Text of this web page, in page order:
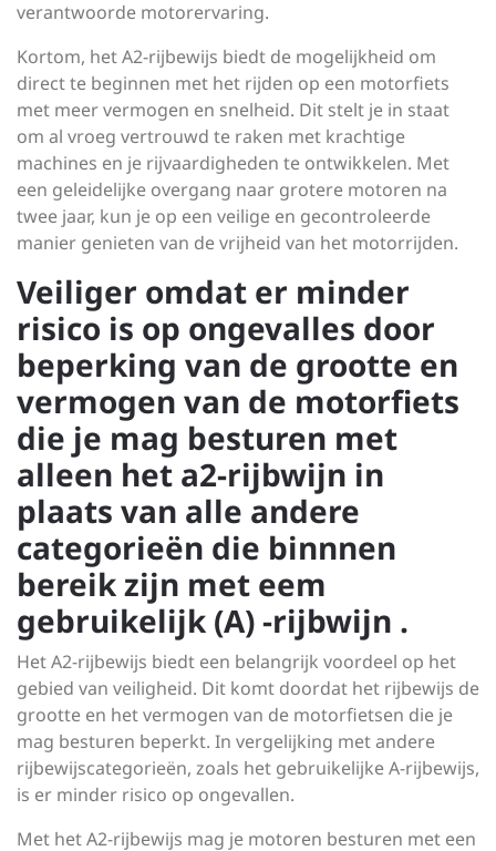
verantwoorde motorervaring.
Kortom, het A2-rijbewijs biedt de mogelijkheid om
direct te beginnen met het rijden op een motorfiets
met meer vermogen en snelheid. Dit stelt je in staat
om al vroeg vertrouwd te raken met krachtige
machines en je rijvaardigheden te ontwikkelen. Met
een geleidelijke overgang naar grotere motoren na
twee jaar, kun je op een veilige en gecontroleerde
manier genieten van de vrijheid van het motorrijden.
Veiliger omdat er minder
risico is op ongevalles door
beperking van de grootte en
vermogen van de motorfiets
die je mag besturen met
alleen het a2-rijbwijn in
plaats van alle andere
categorieën die binnnen
bereik zijn met eem
gebruikelijk (A) -rijbwijn .
Het A2-rijbewijs biedt een belangrijk voordeel op het
gebied van veiligheid. Dit komt doordat het rijbewijs de
grootte en het vermogen van de motorfietsen die je
mag besturen beperkt. In vergelijking met andere
rijbewijscategorieën, zoals het gebruikelijke A-rijbewijs,
is er minder risico op ongevallen.
Met het A2-rijbewijs mag je motoren besturen met een